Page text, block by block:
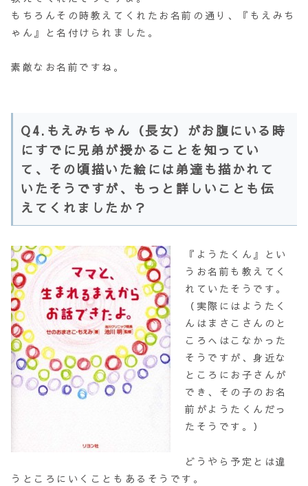
もちろんその時教えてくれたお名前の通り、『もえみち
ゃん』と名付けられました。
素敵なお名前ですね。
Q4.もえみちゃん（長女）がお腹にいる時
にすでに兄弟が授かることを知ってい
て、その頃描いた絵には弟達も描かれて
いたそうですが、もっと詳しいことも伝
えてくれましたか？
『ようたくん』とい
うお名前も教えてく
れていたそうです。
（実際にはようたく
んはまさこさんのと
ころへはこなかった
そうですが、身近な
ところにお子さんが
でき、その子のお名
前がようたくんだっ
たそうです。）
どうやら予定とは違
うところにいくこともあるそうです。